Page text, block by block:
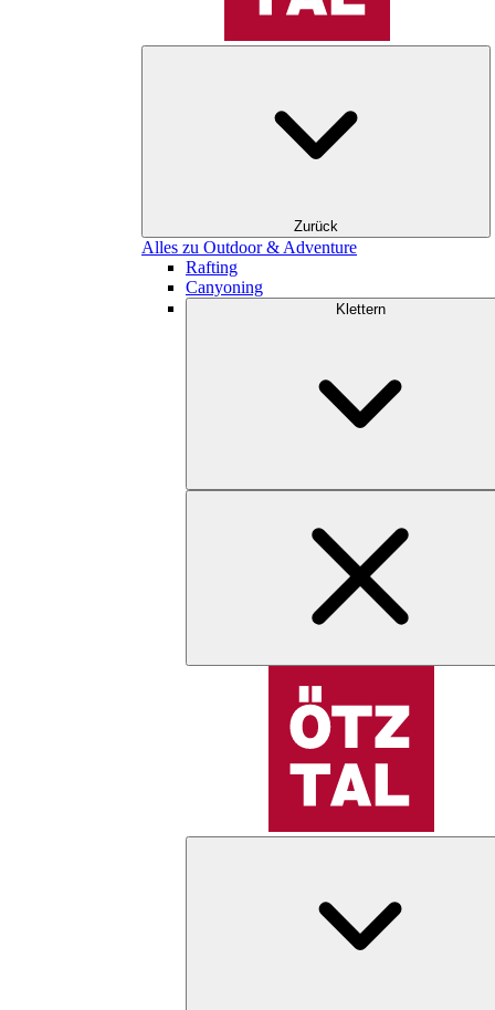
Zurück
Alles zu Outdoor & Adventure
Rafting
Canyoning
Klettern